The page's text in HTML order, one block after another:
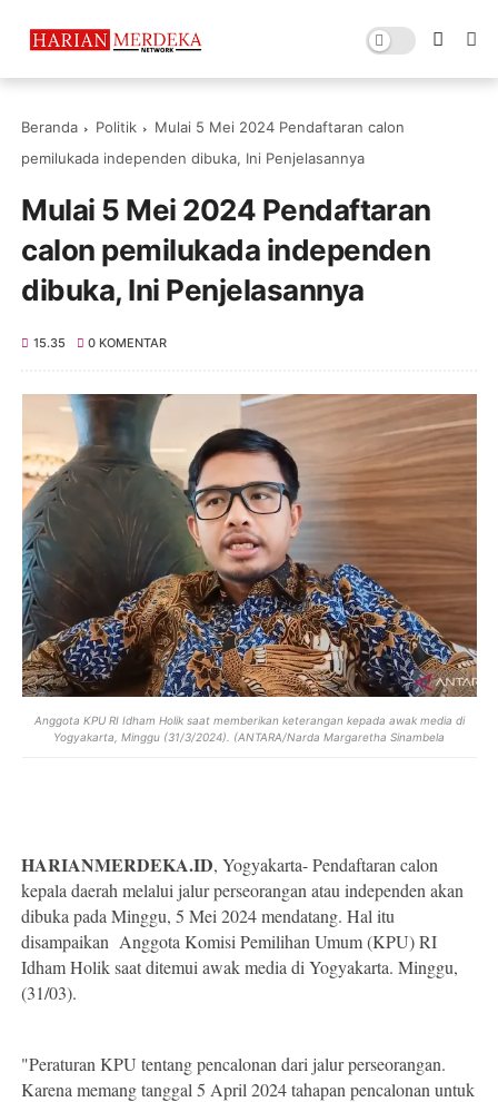
Beranda Politik
Mulai 5 Mei 2024 Pendaftaran calon
pemilukada independen dibuka, Ini Penjelasannya
Mulai 5 Mei 2024 Pendaftaran
calon pemilukada independen
dibuka, Ini Penjelasannya
15.35 0 KOMENTAR
Anggota KPU RI Idham Holik saat memberikan keterangan kepada awak media di
Yogyakarta, Minggu (31/3/2024). (ANTARA/Narda Margaretha Sinambela
HARIANMERDEKA.ID, Yogyakarta- Pendaftaran calon
kepala daerah melalui jalur perseorangan atau independen akan
dibuka pada Minggu, 5 Mei 2024 mendatang. Hal itu
disampaikan Anggota Komisi Pemilihan Umum (KPU) RI
Idham Holik saat ditemui awak media di Yogyakarta. Minggu,
(31/03).
"Peraturan KPU tentang pencalonan dari jalur perseorangan.
Karena memang tanggal 5 April 2024 tahapan pencalonan untuk